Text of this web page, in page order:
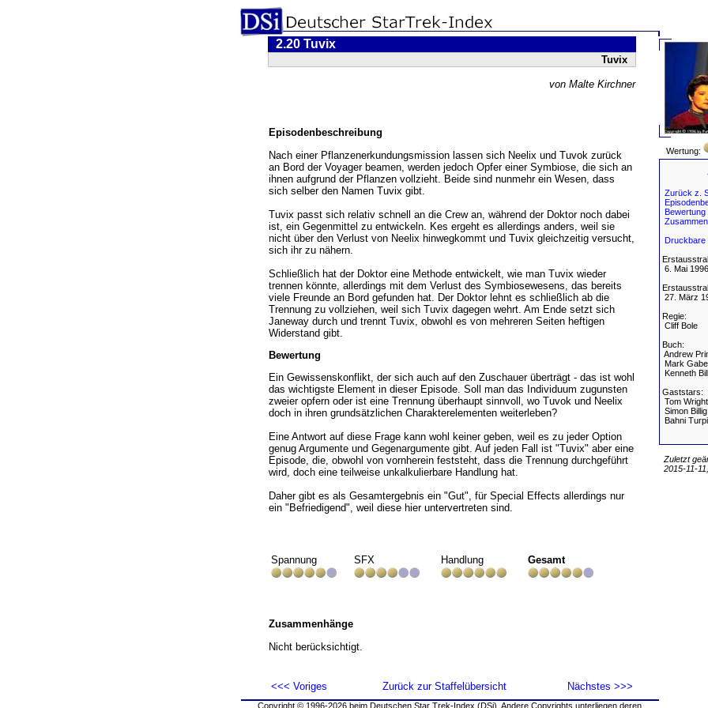
2.20 Tuvix
Tuvix
von Malte Kirchner
Episodenbeschreibung
Nach einer Pflanzenerkundungsmission lassen sich Neelix und Tuvok zurück
an Bord der Voyager beamen, werden jedoch Opfer einer Symbiose, die sich an
ihnen aufgrund der Pflanzen vollzieht. Beide sind nunmehr ein Wesen, dass
sich selber den Namen Tuvix gibt.
Tuvix passt sich relativ schnell an die Crew an, während der Doktor noch dabei
ist, ein Gegenmittel zu entwickeln. Kes ergeht es allerdings anders, weil sie
nicht über den Verlust von Neelix hinwegkommt und Tuvix gleichzeitig versucht,
sich ihr zu nähern.
Schließlich hat der Doktor eine Methode entwickelt, wie man Tuvix wieder
trennen könnte, allerdings mit dem Verlust des Symbiosewesens, das bereits
viele Freunde an Bord gefunden hat. Der Doktor lehnt es schließlich ab die
Trennung zu vollziehen, weil sich Tuvix dagegen wehrt. Am Ende setzt sich
Janeway durch und trennt Tuvix, obwohl es von mehreren Seiten heftigen
Widerstand gibt.
Bewertung
Ein Gewissenskonflikt, der sich auch auf den Zuschauer überträgt - das ist wohl
das wichtigste Element in dieser Episode. Soll man das Individuum zugunsten
zweier opfern oder ist eine Trennung überhaupt sinnvoll, wo Tuvok und Neelix
doch in ihren grundsätzlichen Charakterelementen weiterleben?
Eine Antwort auf diese Frage kann wohl keiner geben, weil es zu jeder Option
genug Argumente und Gegenargumente gibt. Auf jeden Fall ist "Tuvix" aber eine
Episode, die, obwohl von vornherein feststeht, dass die Trennung durchgeführt
wird, doch eine teilweise unkalkulierbare Handlung hat.
Daher gibt es als Gesamtergebnis ein "Gut", für Special Effects allerdings nur
ein "Befriedigend", weil diese hier untervertreten sind.
Spannung SFX Handlung Gesamt
Zusammenhänge
Nicht berücksichtigt.
<<< Voriges Zurück zur Staffelübersicht Nächstes >>>
Wertung:
Zurück z.
Bewertung
Druckbare
6. Mai 1996
27. März
Regie:
Cliff Bole
Buch:
Andrew
Mark
Kenneth
Gaststars:
Tom Wright
Simon Billig
Bahni
Zuletzt
2015-11-
Copyright © 1996-2026 beim Deutschen Star Trek-Index (DSi). Andere Copyrights unterliegen deren